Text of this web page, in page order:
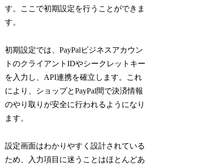
す。ここで初期設定を行うことができま
す。
初期設定では、PayPalビジネスアカウン
トのクライアントIDやシークレットキー
を入力し、API連携を確立します。これ
により、ショップとPayPal間で決済情報
のやり取りが安全に行われるようになり
ます。
設定画面はわかりやすく設計されている
ため、入力項目に迷うことはほとんどあ